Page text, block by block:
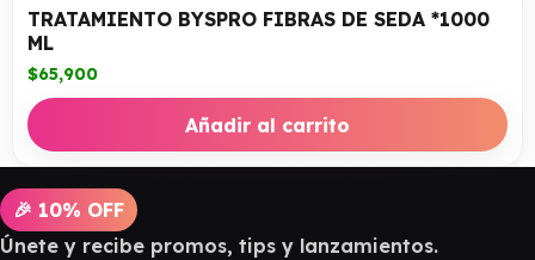
TRATAMIENTO BYSPRO FIBRAS DE SEDA *1000
ML
$65,900
Añadir al carrito
🎉 10% OFF
Únete y recibe promos, tips y lanzamientos.